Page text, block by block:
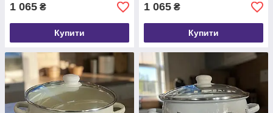
1 065 ₴
Купити
1 065 ₴
Купити